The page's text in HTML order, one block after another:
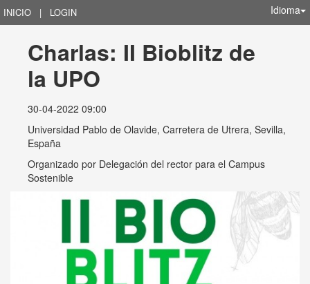
INICIO | LOGIN Idioma
Charlas: II Bioblitz de
la UPO
30-04-2022 09:00
Universidad Pablo de Olavide, Carretera de Utrera, Sevilla,
España
Organizado por Delegación del rector para el Campus
Sostenible